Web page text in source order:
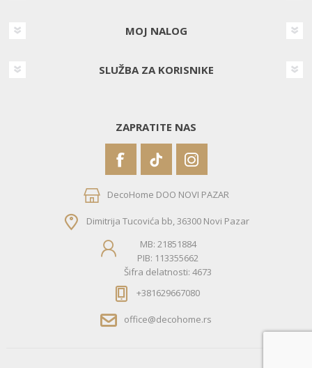
MOJ NALOG
SLUŽBA ZA KORISNIKE
ZAPRATITE NAS
DecoHome DOO NOVI PAZAR
Dimitrija Tucovića bb, 36300 Novi Pazar
MB: 21851884
PIB: 113355662
Šifra delatnosti: 4673
+381629667080
office@decohome.rs